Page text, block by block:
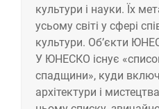
культури і науки. Їх
усьому світі у сфері
культури. Об’єкти
У ЮНЕСКО існує
спадщини», куди
архітектури і